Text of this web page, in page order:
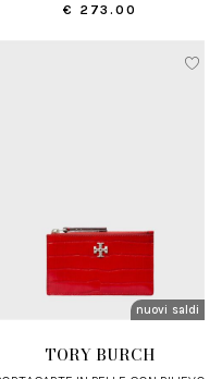
€ 273.00
nuovi arrivi
saldi
TORY BURCH